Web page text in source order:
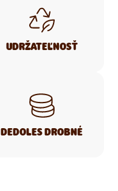
UDRŽATEĽNOSŤ
DEDOLES DROBNÉ